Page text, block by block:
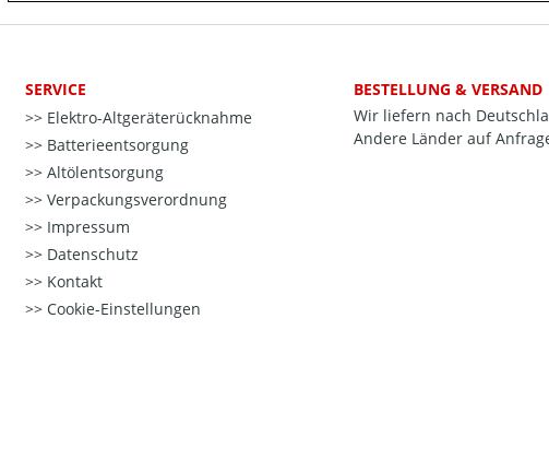
SERVICE
Elektro-Altgeräterücknahme
Batterieentsorgung
Altölentsorgung
Verpackungsverordnung
Impressum
Datenschutz
Kontakt
Cookie-Einstellungen
BESTELLUNG & VERSAND
Wir liefern nach
Andere Länder auf